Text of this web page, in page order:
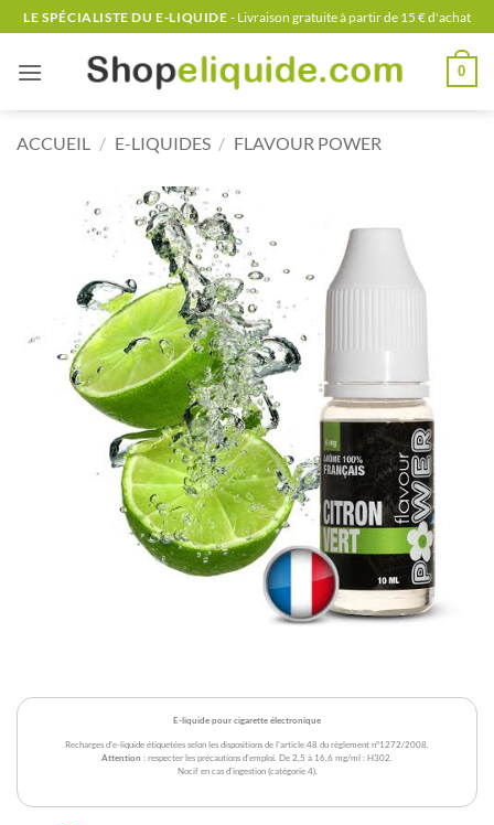
Passer
au
contenu
LE SPÉCIALISTE DU E-LIQUIDE - Livraison gratuite à partir de 15 € d'achat
0
ACCUEIL / E-LIQUIDES / FLAVOUR POWER
E-liquide pour cigarette électronique
Recharges d'e-liquide étiquetées selon les dispositions de l'article 48 du règlement n°1272/2008.
Attention : respecter les précautions d'emploi. De 2,5 à 16,6 mg/ml : H302.
Nocif en cas d'ingestion (catégorie 4).